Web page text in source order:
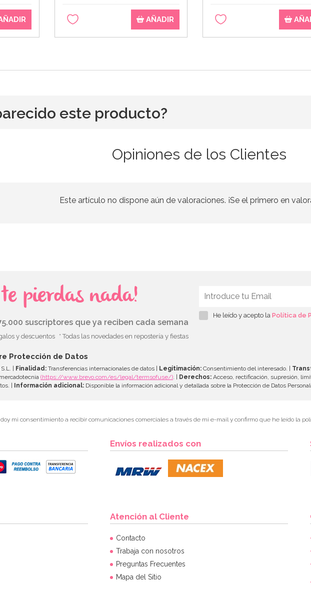
AÑADIR
este producto?
Opiniones de los Clientes
Este artículo no dispone aún de valoraciones. ¡Se el primero en
te pierdas nada!
suscriptores que ya reciben cada semana
y descuentos * Todas las novedades en repostería y fiestas
He leído y acepto la Política de
Protección de Datos
| Finalidad: Transferencias internacionales de datos | Legitimación: Consentimiento del interesado. |
(https://www.brevo.com/es/legal/termsofuse/) . | Derechos: Acceso, rectificación, supresión,
| Información adicional: Disponible la información adicional y detallada sobre la Protección de Datos
mi consentimiento a recibir comunicaciones comerciales a través de mi e-mail y confirmo que he leído la
Envíos realizados con
Atención al Cliente
Contacto
Trabaja con nosotros
Preguntas Frecuentes
Mapa del Sitio